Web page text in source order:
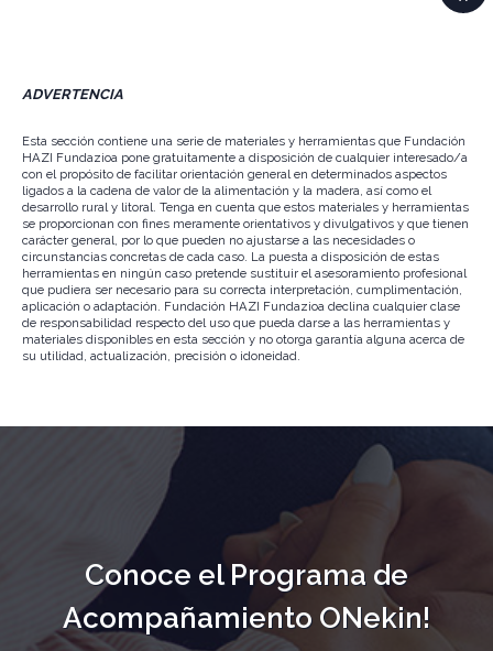
ADVERTENCIA
Esta sección contiene una serie de materiales y herramientas que Fundación
HAZI Fundazioa pone gratuitamente a disposición de cualquier interesado/a
con el propósito de facilitar orientación general en determinados aspectos
ligados a la cadena de valor de la alimentación y la madera, así como el
desarrollo rural y litoral. Tenga en cuenta que estos materiales y herramientas
se proporcionan con fines meramente orientativos y divulgativos y que tienen
carácter general, por lo que pueden no ajustarse a las necesidades o
circunstancias concretas de cada caso. La puesta a disposición de estas
herramientas en ningún caso pretende sustituir el asesoramiento profesional
que pudiera ser necesario para su correcta interpretación, cumplimentación,
aplicación o adaptación. Fundación HAZI Fundazioa declina cualquier clase
de responsabilidad respecto del uso que pueda darse a las herramientas y
materiales disponibles en esta sección y no otorga garantía alguna acerca de
su utilidad, actualización, precisión o idoneidad.
Conoce el Programa de
Acompañamiento ONekin!